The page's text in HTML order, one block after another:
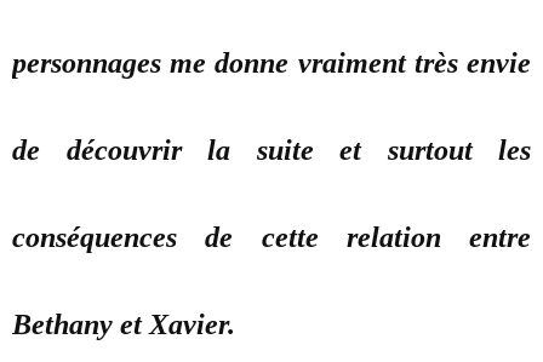
personnages me donne vraiment très envie
de découvrir la suite et surtout les
conséquences de cette relation entre
Bethany et Xavier.